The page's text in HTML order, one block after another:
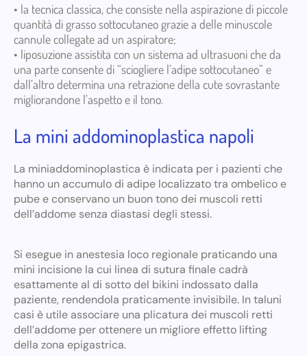
• la tecnica classica, che consiste nella aspirazione di piccole
quantità di grasso sottocutaneo grazie a delle minuscole
cannule collegate ad un aspiratore;
• liposuzione assistita con un sistema ad ultrasuoni che da
una parte consente di “sciogliere l’adipe sottocutaneo” e
dall’altro determina una retrazione della cute sovrastante
migliorandone l’aspetto e il tono.
La mini addominoplastica napoli
La miniaddominoplastica è indicata per i pazienti che
hanno un accumulo di adipe localizzato tra ombelico e
pube e conservano un buon tono dei muscoli retti
dell’addome senza diastasi degli stessi.
Si esegue in anestesia loco regionale praticando una
mini incisione la cui linea di sutura finale cadrà
esattamente al di sotto del bikini indossato dalla
paziente, rendendola praticamente invisibile. In taluni
casi è utile associare una plicatura dei muscoli retti
dell’addome per ottenere un migliore effetto lifting
della zona epigastrica.